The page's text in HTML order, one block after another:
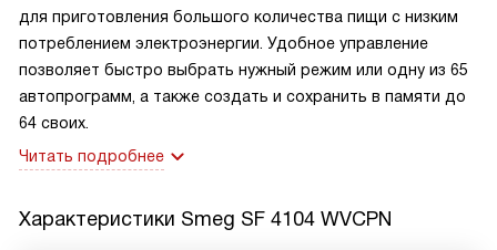
для приготовления большого количества пищи с низким
потреблением электроэнергии. Удобное управление
позволяет быстро выбрать нужный режим или одну из 65
автопрограмм, а также создать и сохранить в памяти до
64 своих.
Читать подробнее
Характеристики Smeg SF 4104 WVCPN